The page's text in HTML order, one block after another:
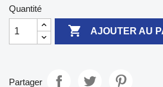
Quantité
 AJOUTER AU
Partager